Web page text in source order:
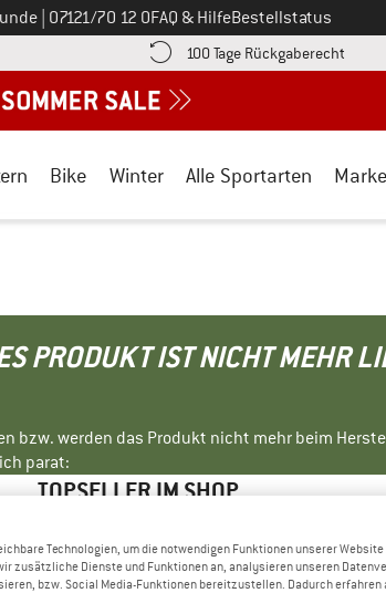
Ruf uns an unter
07121/70 12 0FAQ & HilfeBestellstatus
Infos hier! Öffnet sich in einer Infobox
100 Tage Rückgaberecht
Bike Winter Alle Sportarten
PRODUKT IST NICHT MEHR
bzw. werden das Produkt nicht mehr beim
parat:
TOPSELLER IM SHOP
Technologien, um die notwendigen Funktionen unserer Website
zusätzliche Dienste und Funktionen an, analysieren unseren
bzw. Social Media-Funktionen bereitzustellen. Dadurch erfahren